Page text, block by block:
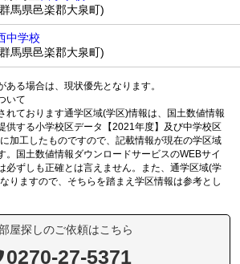
馬県邑楽郡大泉町)
中学校
馬県邑楽郡大泉町)
る場合は、現状優先となります。
いて
れております通学区域(学区)情報は、国土数値情報
供する小学校区データ【2021年度】及び中学校区
加工したものですので、記載情報が現在の学区域
。国土数値情報ダウンロードサービスのWEBサイ
必ずしも正確とは言えません。また、通学区域(学
りますので、そちらを踏まえ学区情報は参考とし
屋探しのご依頼はこちら
0270-27-5371